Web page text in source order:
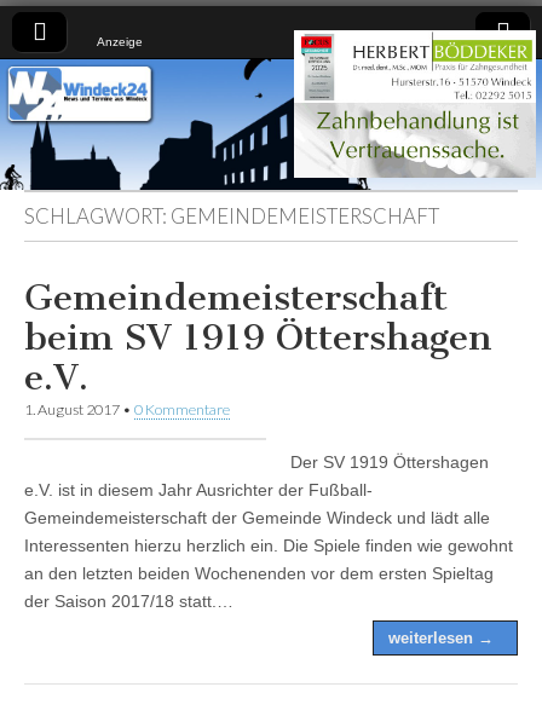
Anzeige
Windeck24
Nachrichten
aus dem
Ländchen
für das
Ländchen
SCHLAGWORT: GEMEINDEMEISTERSCHAFT
Gemeindemeisterschaft
beim SV 1919 Öttershagen
e.V.
1. August 2017 • 0 Kommentare
Der SV 1919 Öttershagen
e.V. ist in diesem Jahr Ausrichter der Fußball-
Gemeindemeisterschaft der Gemeinde Windeck und lädt alle
Interessenten hierzu herzlich ein. Die Spiele finden wie gewohnt
an den letzten beiden Wochenenden vor dem ersten Spieltag
der Saison 2017/18 statt.…
weiterlesen →